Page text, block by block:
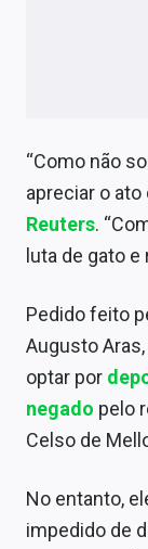
“Como não
apreciar o
Reuters.
luta de gato
Pedido feito
Augusto
optar por
negado pelo
Celso de
No entanto,
impedido de